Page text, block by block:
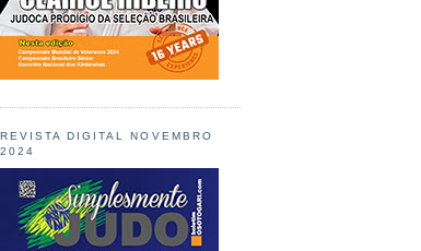
REVISTA DIGITAL NOVEMBRO
2024